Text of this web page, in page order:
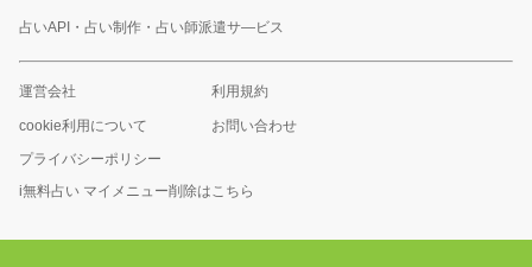
占いAPI・占い制作・占い師派遣サ―ビス
運営会社 利用規約
cookie利用について お問い合わせ
プライバシーポリシー
i無料占い マイメニュー削除はこちら